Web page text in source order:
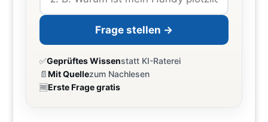
Frage stellen →
✅Geprüftes Wissenstatt KI-Raterei
📄Mit Quellezum Nachlesen
🆓Erste Frage gratis